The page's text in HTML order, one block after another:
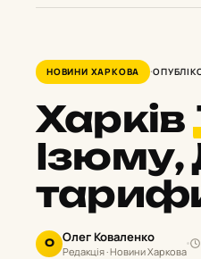
НОВИНИ ХАРКОВА
Харків
Ізюму,
О Олег Коваленко
Редакція · Новини Харкова